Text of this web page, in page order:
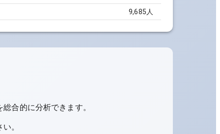
9,685 人
合的に分析できます。
。